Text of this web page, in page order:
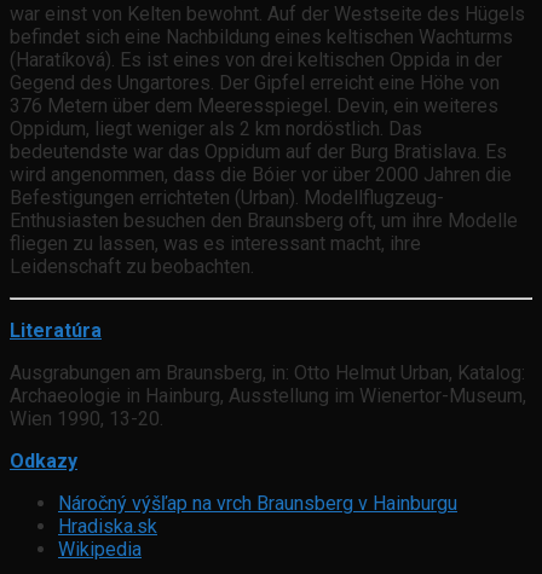
war einst von Kelten bewohnt. Auf der Westseite des Hügels
befindet sich eine Nachbildung eines keltischen Wachturms
(Haratíková). Es ist eines von drei keltischen Oppida in der
Gegend des Ungartores. Der Gipfel erreicht eine Höhe von
376 Metern über dem Meeresspiegel. Devin, ein weiteres
Oppidum, liegt weniger als 2 km nordöstlich. Das
bedeutendste war das Oppidum auf der Burg Bratislava. Es
wird angenommen, dass die Bóier vor über 2000 Jahren die
Befestigungen errichteten (Urban). Modellflugzeug-
Enthusiasten besuchen den Braunsberg oft, um ihre Modelle
fliegen zu lassen, was es interessant macht, ihre
Leidenschaft zu beobachten.
Literatúra
Ausgrabungen am Braunsberg, in: Otto Helmut Urban, Katalog:
Archaeologie in Hainburg, Ausstellung im Wienertor-Museum,
Wien 1990, 13-20.
Odkazy
Náročný výšľap na vrch Braunsberg v Hainburgu
Hradiska.sk
Wikipedia